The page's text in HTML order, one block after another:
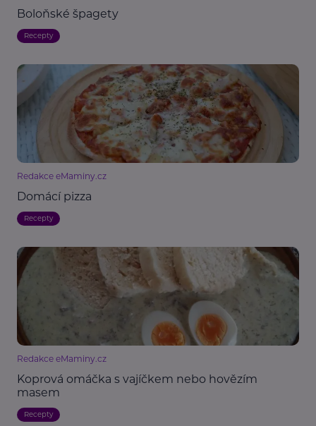
Boloňské špagety
Recepty
Redakce eMaminy.cz
Domácí pizza
Recepty
Redakce eMaminy.cz
Koprová omáčka s vajíčkem nebo hovězím
masem
Recepty